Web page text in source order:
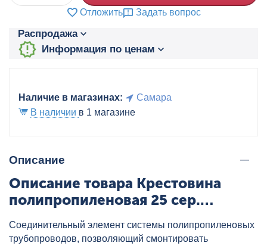
Отложить Задать вопрос
Распродажа
Информация по ценам
Наличие в магазинах:
Самара
В наличии в 1 магазине
Описание
Описание товара Крестовина
полипропиленовая 25 сер.
HEISSKRAFT, артикул: 20625
Соединительный элемент системы полипропиленовых
трубопроводов, позволяющий смонтировать